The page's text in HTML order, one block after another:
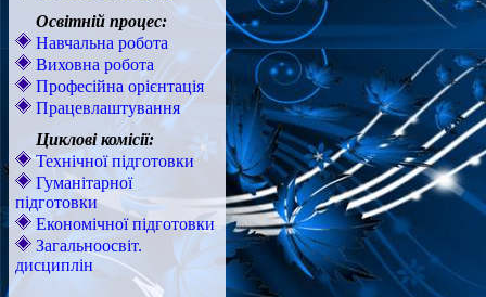
Освітній процес:
Навчальна робота
Виховна робота
Професійна орієнтація
Працевлаштування
Циклові комісії:
Технічної підготовки
Гуманітарної
підготовки
Економічної підготовки
Загальноосвіт.
дисциплін